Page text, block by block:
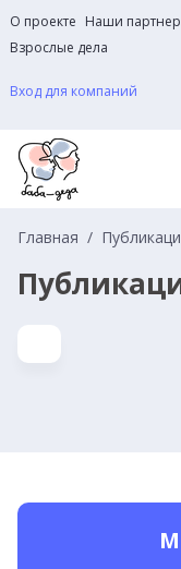
О проекте Наши
Взрослые дела
Вход для компаний
Главная